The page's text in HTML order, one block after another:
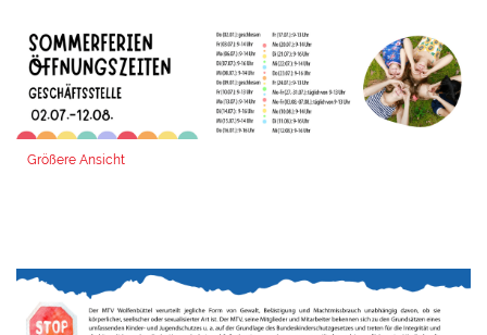
Größere Ansicht